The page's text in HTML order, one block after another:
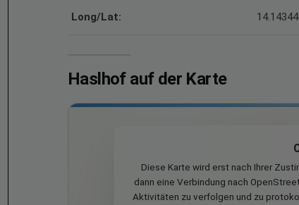
Long/Lat:
Haslhof auf der Karte
Diese Karte wird erst nach Ihrer
dann eine Verbindung nach
Aktivitäten zu verfolgen und zu